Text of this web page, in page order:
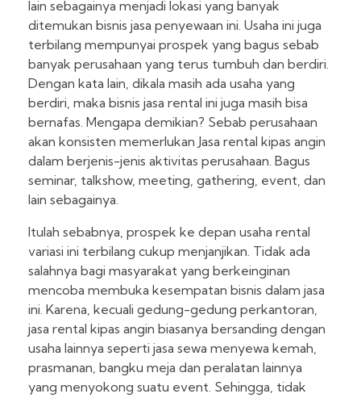
lain sebagainya menjadi lokasi yang banyak
ditemukan bisnis jasa penyewaan ini. Usaha ini juga
terbilang mempunyai prospek yang bagus sebab
banyak perusahaan yang terus tumbuh dan berdiri.
Dengan kata lain, dikala masih ada usaha yang
berdiri, maka bisnis jasa rental ini juga masih bisa
bernafas. Mengapa demikian? Sebab perusahaan
akan konsisten memerlukan Jasa rental kipas angin
dalam berjenis-jenis aktivitas perusahaan. Bagus
seminar, talkshow, meeting, gathering, event, dan
lain sebagainya.
Itulah sebabnya, prospek ke depan usaha rental
variasi ini terbilang cukup menjanjikan. Tidak ada
salahnya bagi masyarakat yang berkeinginan
mencoba membuka kesempatan bisnis dalam jasa
ini. Karena, kecuali gedung-gedung perkantoran,
jasa rental kipas angin biasanya bersanding dengan
usaha lainnya seperti jasa sewa menyewa kemah,
prasmanan, bangku meja dan peralatan lainnya
yang menyokong suatu event. Sehingga, tidak